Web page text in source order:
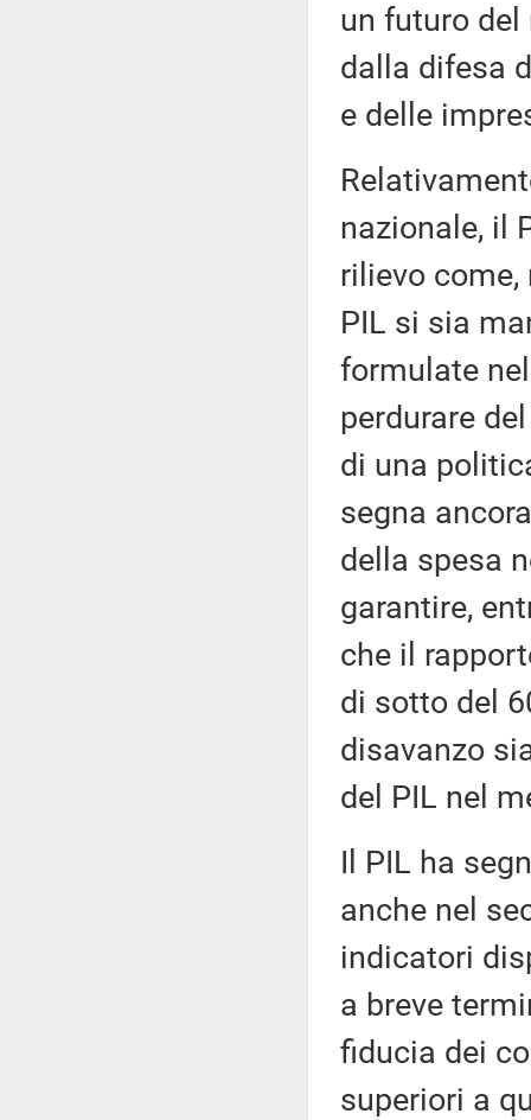
un futuro del
dalla difesa
e delle
nazionale, il
rilievo
PIL si sia
formulate
perdurare
di una
segna
della spesa
garantire,
che il
di sotto del
disavanzo
del PIL nel
Il PIL ha
anche nel
indicatori
a breve
fiducia dei
superiori a